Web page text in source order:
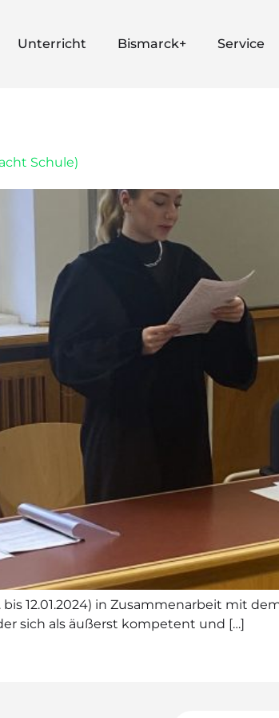
Unterricht Bismarck+ Service
Schule)
bis 12.01.2024) in Zusammenarbeit mit
sich als äußerst kompetent und […]